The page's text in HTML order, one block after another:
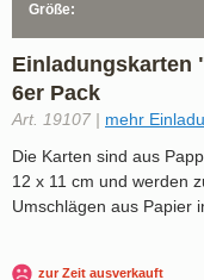
Einladungskarten
6er Pack
Art. 19107 | mehr
Die Karten sind aus
12 x 11 cm und werden
Umschlägen aus Papier
zur Zeit ausverkauft
Größe: